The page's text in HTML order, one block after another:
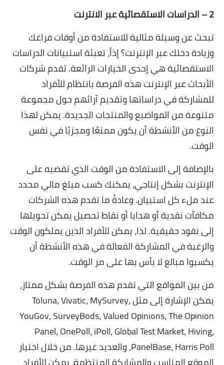
2 – الدراسات الاستقصائية عبر الانترنت
تبحث عن وسيلة مثالية للاستفادة من أوقات فراغك
وزيادة دخلك عبر الإنترنت؟ إذاً، تعبئة استبيانات الدراسات
الاستقصائية هي إحدى الخيارات الرائعة. تقدم شركات
الأبحاث عبر الإنترنت هذه الفرصة بانتظام للأفراد
للمشاركة في دراساتها وتقديم آرائهم حول مجموعة
متنوعة من المواضيع والمنتجات الجديدة. يمكن لهذا
النوع من الأنشطة أن يكون ممتعًا ومجزيًا في نفس
الوقت.
بالإضافة إلى الاستفادة من الوقت الذي تقضيه على
الإنترنت بشكل إنتاجي، يمكنك كسب مبلغ مالي محدد
عند ملء كل استبيان. وعادةً ما تقدم هذه الشركات
مكافآت نقدية أو هدايا أو نقاط تحصيل يمكن تحويلها
إلى نقود حقيقية. لذا، يمكن للأفراد الذين يملكون الوقت
والرغبة في المشاركة الفعالة في هذه الأنشطة أن
يكسبوا مبالغ لا بأس بها على مر الوقت.
من بين المواقع التي تقدم هذه الفرصة بشكل ممتاز،
يمكن الإشارة إلى مثل Toluna، Vivatic، MySurvey،
YouGov، SurveyBods، Valued Opinions، The Opinion
Panel، OnePoll، iPoll، Global Test Market، Hiving،
PanelBase، Harris Poll، والعديد غيرها. من خلال اختيار